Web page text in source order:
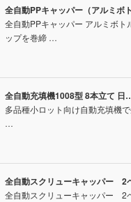
全自動PPキャッパー（アルミボ
全自動PPキャッパー アルミボト
ップを巻締 …
全自動充填機1008型 8本立て 日
多品種小ロット向け自動充填機
…
全自動スクリューキャッパー 2
全自動スクリューキャッパー 2